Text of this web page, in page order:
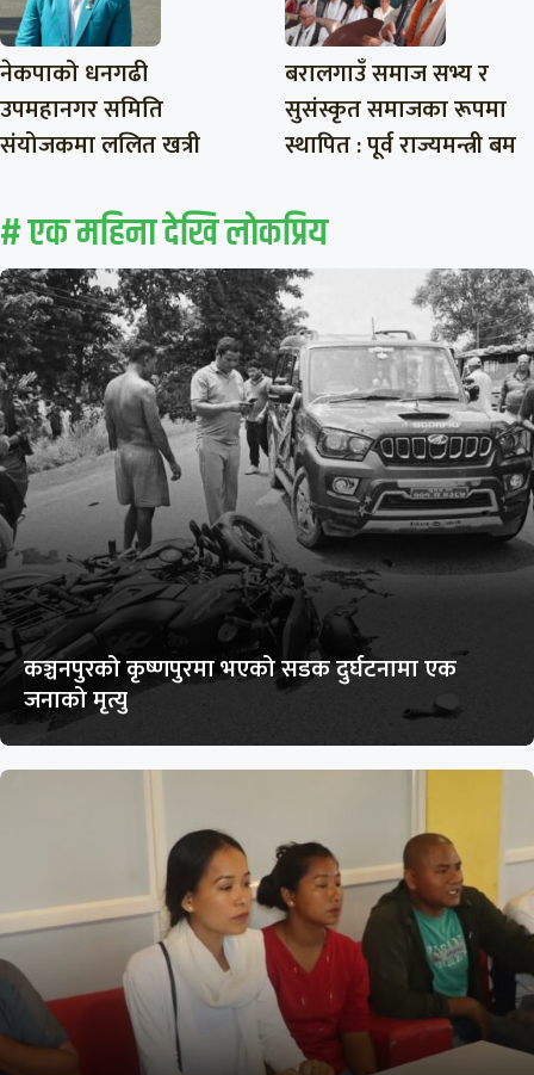
नेकपाको धनगढी
उपमहानगर समिति
संयोजकमा ललित खत्री
बरालगाउँ समाज सभ्य र
सुसंस्कृत समाजका रूपमा
स्थापित : पूर्व राज्यमन्त्री बम
# एक महिना देखि लाेकप्रिय
कञ्चनपुरको कृष्णपुरमा भएको सडक दुर्घटनामा एक
जनाको मृत्यु